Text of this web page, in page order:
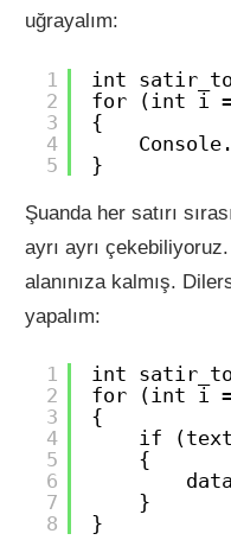
uğrayalım:
1
2
3
4
5
int
for (int i =
{
}
Şuanda her satırı
ayrı ayrı
alanınıza kalmış.
yapalım:
1
2
3
4
5
6
7
8
int
for (int i =
{
if
{
}
}